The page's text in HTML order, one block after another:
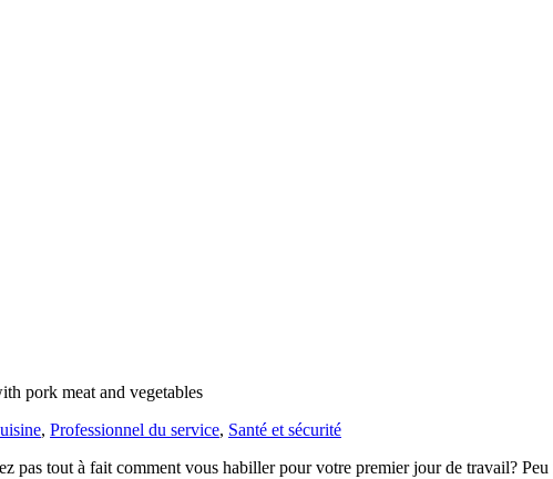
pork meat and vegetables
, Professionnel du service, Santé et sécurité
pas tout à fait comment vous habiller pour votre premier jour de travail?